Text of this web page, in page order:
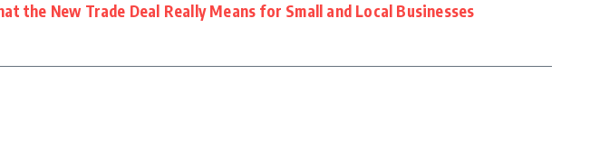
the New Trade Deal Really Means for Small and Local Businesses